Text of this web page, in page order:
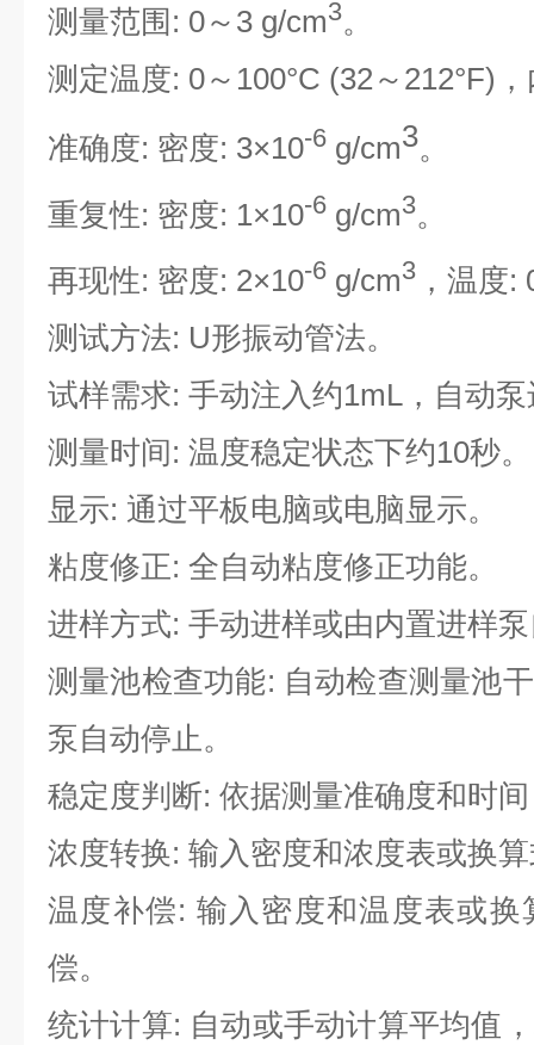
测量范围: 0～3 g/cm3。
测定温度: 0～100°C (32～212°F)
准确度: 密度: 3×10-6 g/cm3。
重复性: 密度: 1×10-6 g/cm3。
再现性: 密度: 2×10-6 g/cm3 ，温度:
测试方法: U形振动管法。
试样需求: 手动注入约1mL，自动
测量时间: 温度稳定状态下约10秒。
显示: 通过平板电脑或电脑显示。
粘度修正: 全自动粘度修正功能。
进样方式: 手动进样或由内置进样
测量池检查功能: 自动检查测量池
泵自动停止。
稳定度判断: 依据测量准确度和时
浓度转换: 输入密度和浓度表或换
温度补偿: 输入密度和温度表或
偿。
统计计算: 自动或手动计算平均值